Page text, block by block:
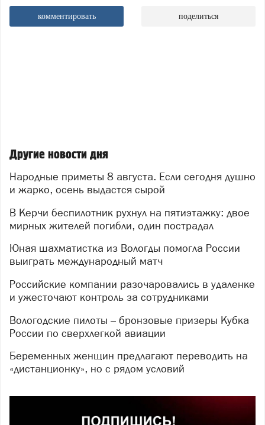
комментировать поделиться
Другие новости дня
Народные приметы 8 августа. Если сегодня душно
и жарко, осень выдастся сырой
В Керчи беспилотник рухнул на пятиэтажку: двое
мирных жителей погибли, один пострадал
Юная шахматистка из Вологды помогла России
выиграть международный матч
Российские компании разочаровались в удаленке
и ужесточают контроль за сотрудниками
Вологодские пилоты – бронзовые призеры Кубка
России по сверхлегкой авиации
Беременных женщин предлагают переводить на
«дистанционку», но с рядом условий